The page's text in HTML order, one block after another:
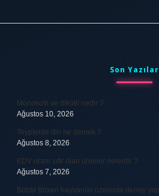
Son Yazılar
Monokotil ve dikotil nedir ?
Ağustos 10, 2026
Teyplerde din ne demek ?
Ağustos 8, 2026
KDV oranı sıfır olan ürünler nelerdir ?
Ağustos 7, 2026
Bobbi Brown hayvanlar üzerinde deney